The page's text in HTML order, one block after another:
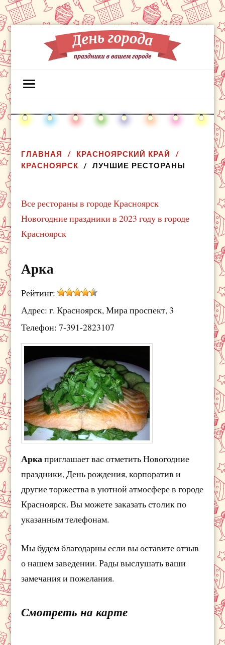
ГЛАВНАЯ
КРАСНОЯРСКИЙ КРАЙ
КРАСНОЯРСК
ЛУЧШИЕ РЕСТОРАНЫ
Все рестораны в городе Красноярск
Новогодние праздники в 2023 году в городе
Красноярск
Арка
Рейтинг:
Адрес: г. Красноярск, Мира проспект, 3
Телефон: 7-391-2823107
Аркаприглашает вас отметить Новогодние
праздники, День рождения, корпоратив и
другие торжества в уютной атмосфере в городе
Красноярск. Вы можете заказать столик по
указанным телефонам.
Мы будем благодарны если вы оставите отзыв
о нашем заведении. Рады выслушать ваши
замечания и пожелания.
Смотреть на карте